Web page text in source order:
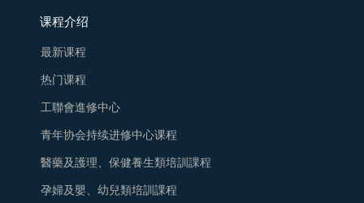
课程介绍
最新课程
热门课程
工聯會進修中心
青年协会持续进修中心课程
醫藥及護理、保健養生類培訓課程
孕婦及嬰、幼兒類培訓課程